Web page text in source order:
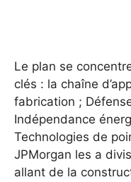
Le plan se
clés : la chaîne
fabrication ;
Indépendance
Technologies de
JPMorgan les a
allant de la